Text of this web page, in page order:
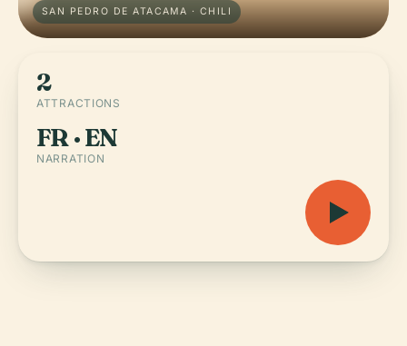
SAN PEDRO DE ATACAMA · CHILI
2
ATTRACTIONS
FR · EN
NARRATION